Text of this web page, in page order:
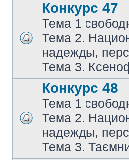
Конкурс 47
Тема 1
Тема 2.
надежды,
Тема 3.
Конкурс 48
Тема 1
Тема 2.
надежды,
Тема 3.